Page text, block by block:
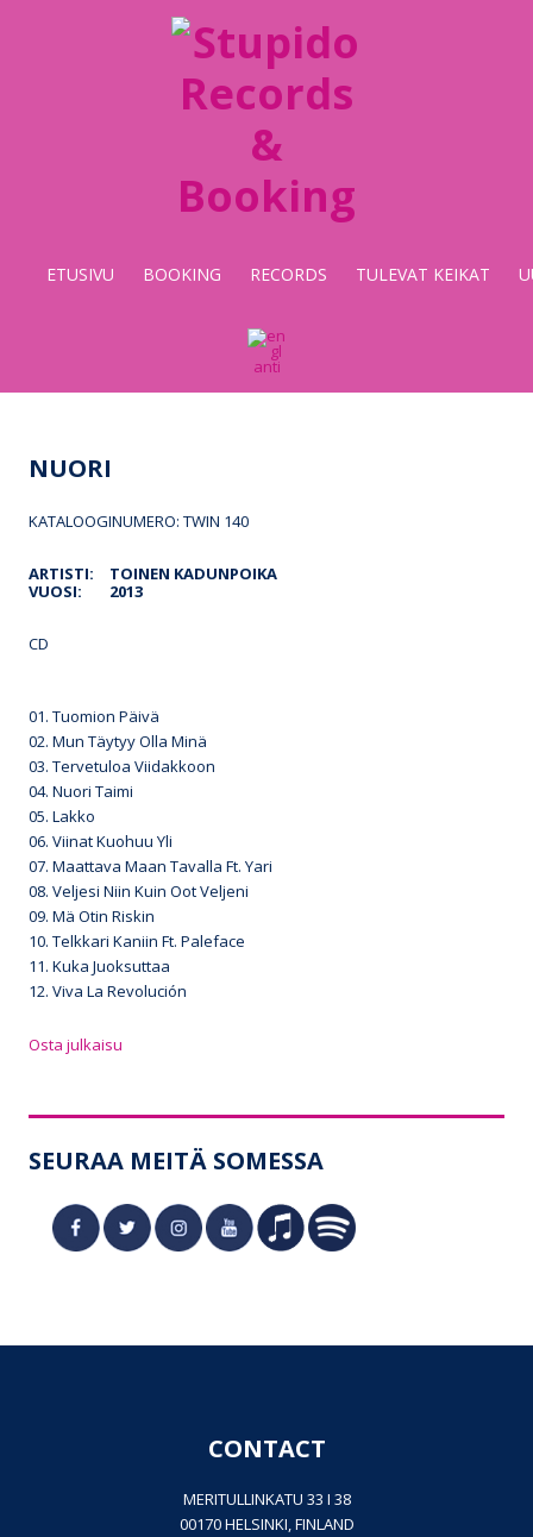
Stupido
Records
&
Booking
ETUSIVU BOOKING RECORDS TULEVAT KEIKAT
NUORI
KATALOOGINUMERO: TWIN 140
ARTISTI:
TOINEN KADUNPOIKA
VUOSI:
2013
CD
01. Tuomion Päivä
02. Mun Täytyy Olla Minä
03. Tervetuloa Viidakkoon
04. Nuori Taimi
05. Lakko
06. Viinat Kuohuu Yli
07. Maattava Maan Tavalla Ft. Yari
08. Veljesi Niin Kuin Oot Veljeni
09. Mä Otin Riskin
10. Telkkari Kaniin Ft. Paleface
11. Kuka Juoksuttaa
12. Viva La Revolución
Osta julkaisu
SEURAA MEITÄ SOMESSA
CONTACT
MERITULLINKATU 33 I 38
00170 HELSINKI, FINLAND